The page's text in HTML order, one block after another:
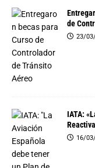
de
23/
IATA:
16/